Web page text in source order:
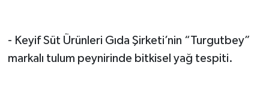
- Keyif Süt Ürünleri Gıda Şirketi’nin “Turgutbey”
markalı tulum peynirinde bitkisel yağ tespiti.